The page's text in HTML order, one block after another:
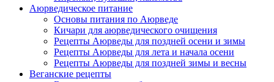
Аюрведическое питание
Основы питания по Аюрведе
Кичари для аюрведического очищения
Рецепты Аюрведы для поздней осени и зимы
Рецепты Аюрведы для лета и начала осени
Рецепты Аюрведы для поздней зимы и весны
Веганские рецепты